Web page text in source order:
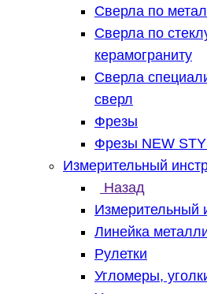
Сверла по
Сверла по
керамограниту
Сверла
сверл
Фрезы
Фрезы NEW
Измерительный
Назад
Измерительный
Линейка
Рулетки
Угломеры,